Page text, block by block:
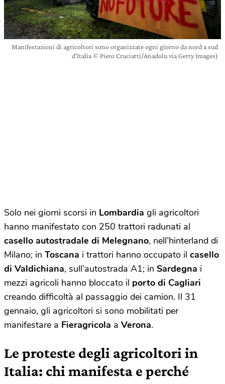
Manifestazioni di agricoltori sono organizzate ogni giorno da nord a sud
d’Italia © Piero Cruciatti/Anadolu via Getty Images)
Solo nei giorni scorsi in Lombardia gli agricoltori
hanno manifestato con 250 trattori radunati al
casello autostradale di Melegnano, nell’hinterland di
Milano; in Toscana i trattori hanno occupato il casello
di Valdichiana, sull’autostrada A1; in Sardegna i
mezzi agricoli hanno bloccato il porto di Cagliari
creando difficoltà al passaggio dei camion. Il 31
gennaio, gli agricoltori si sono mobilitati per
manifestare a Fieragricola a Verona.
Le proteste degli agricoltori in
Italia: chi manifesta e perché